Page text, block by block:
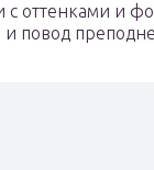
с оттенками и
и повод